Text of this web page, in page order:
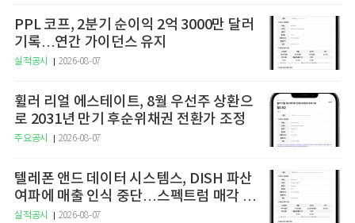
PPL 코프, 2분기 순이익 2억 3000만 달러
기록…연간 가이던스 유지
실적공시 2026-08-07
휠러 리얼 에스테이트, 8월 우선주 상환으
로 2031년 만기 후순위채권 전환가 조정
주요공시 2026-08-07
텔레폰 앤드 데이터 시스템스, DISH 파산
여파에 매출 인식 중단…스펙트럼 매각 세
금 1억7000만달러 3분기 납부 예정
실적공시 2026-08-07